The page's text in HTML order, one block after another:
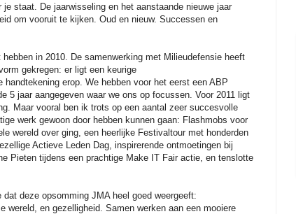
staat. De jaarwisseling en het aanstaande nieuwe jaar
om vooruit te kijken. Oud en nieuw. Successen en
in 2010. De samenwerking met Milieudefensie heeft
gekregen: er ligt een keurige
erop. We hebben voor het eerst een ABP
5 jaar aangegeven waar we ons op focussen. Voor 2011 ligt
Maar vooral ben ik trots op een aantal zeer succesvolle
werk gewoon door hebben kunnen gaan: Flashmobs voor
wereld over ging, een heerlijke Festivaltour met honderden
Actieve Leden Dag, inspirerende ontmoetingen bij
Pieten tijdens een prachtige Make IT Fair actie, en tenslotte
deze opsomming JMA heel goed weergeeft:
wereld, en gezelligheid. Samen werken aan een mooiere